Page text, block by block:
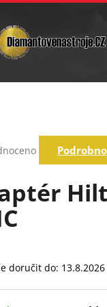
doručit do: 13.8.2026